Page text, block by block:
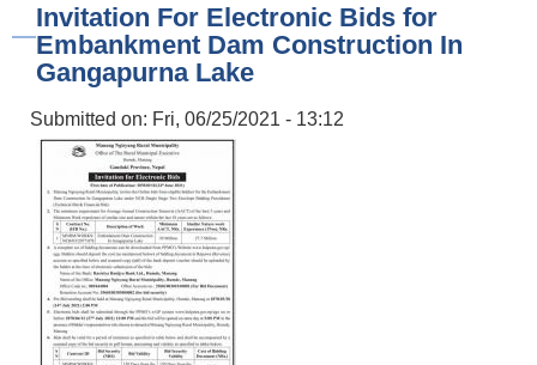
Invitation For Electronic Bids for
Embankment Dam Construction In
Gangapurna Lake
Submitted on: Fri, 06/25/2021 - 13:12